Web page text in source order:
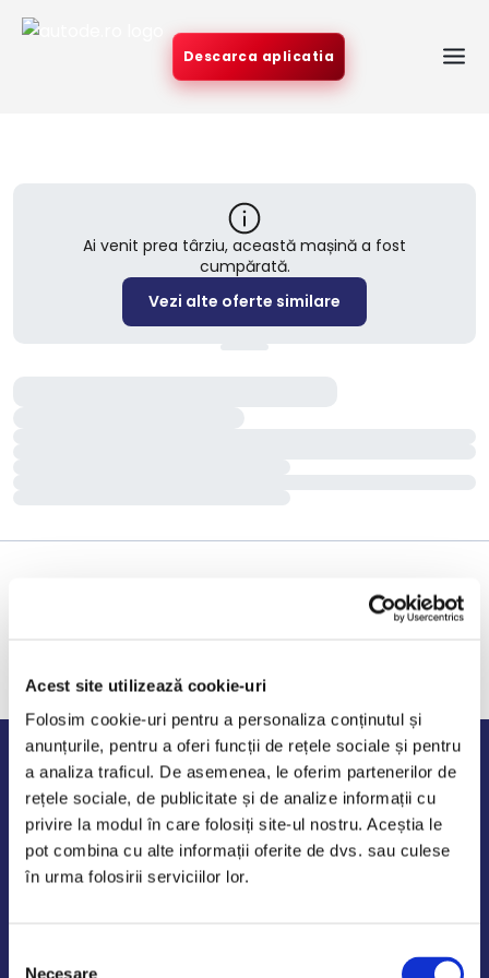
Acest site utilizează cookie-uri
Folosim cookie-uri pentru a personaliza conținutul și
anunțurile, pentru a oferi funcții de rețele sociale și pentru
a analiza traficul. De asemenea, le oferim partenerilor de
rețele sociale, de publicitate și de analize informații cu
privire la modul în care folosiți site-ul nostru. Aceștia le
pot combina cu alte informații oferite de dvs. sau culese
în urma folosirii serviciilor lor.
Necesare
Descarca aplicatia
Ai venit prea târziu, această mașină a fost
cumpărată.
Vezi alte oferte similare
Program de lucru
Luni - Vineri: 09:00-18:00
Sambata - Duminica: 10:00-14:00